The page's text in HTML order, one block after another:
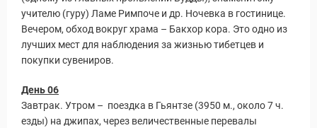
учителю (гуру) Ламе Римпоче и др. Ночевка в гостинице.
Вечером, обход вокруг храма – Бакхор кора. Это одно из
лучших мест для наблюдения за жизнью тибетцев и
покупки сувениров.
День 06
Завтрак. Утром – поездка в Гьянтзе (3950 м., около 7 ч.
езды) на джипах, через величественные перевалы